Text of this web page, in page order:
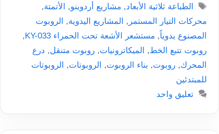
الوسوم
الطباعة ثلاثية الأبعاد, مشاريع أردوينو, الأتمتة,
محركات التيار المستمر , المشاريع اليدوية,
الروبوت
المصنوع يدوياً, مستشعر الأشعة تحت الحمراء KY-033
,
روبوت تتبع الخط, الميكاترونيات, روبوت متنقل, درع
المحرك, روبوت, بناء الروبوت, الروبوتات,
الروبوتات
للمبتدئين
تعليق واحد